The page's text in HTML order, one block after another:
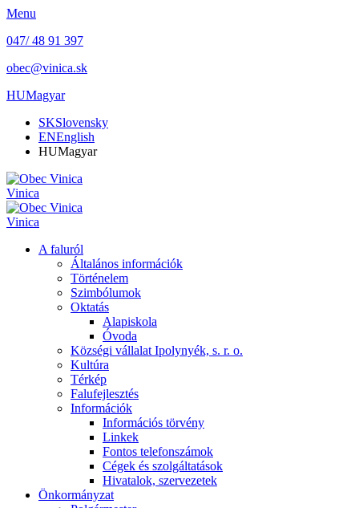
Menu
047/ 48 91 397
obec@vinica.sk
HUMagyar
SKSlovensky
ENEnglish
HUMagyar
Vinica
Vinica
A faluról
Általános információk
Történelem
Szimbólumok
Oktatás
Alapiskola
Óvoda
Községi vállalat Ipolynyék, s. r. o.
Kultúra
Térkép
Falufejlesztés
Információk
Információs törvény
Linkek
Fontos telefonszámok
Cégek és szolgáltatások
Hivatalok, szervezetek
Önkormányzat